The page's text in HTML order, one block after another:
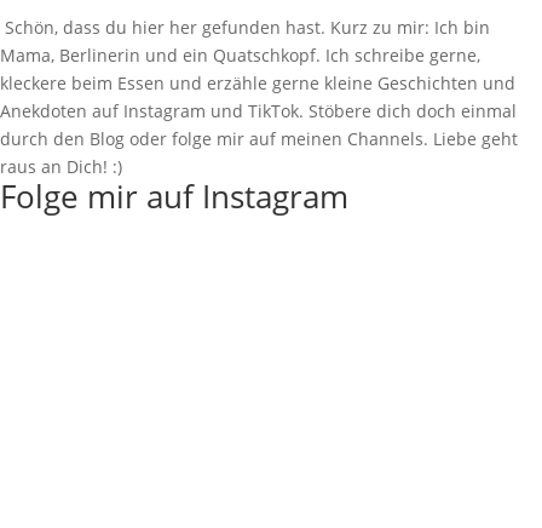
Schön, dass du hier her gefunden hast. Kurz zu mir: Ich bin
Mama, Berlinerin und ein Quatschkopf. Ich schreibe gerne,
kleckere beim Essen und erzähle gerne kleine Geschichten und
Anekdoten auf Instagram und TikTok. Stöbere dich doch einmal
durch den Blog oder folge mir auf meinen Channels. Liebe geht
raus an Dich! :)
Folge mir auf Instagram